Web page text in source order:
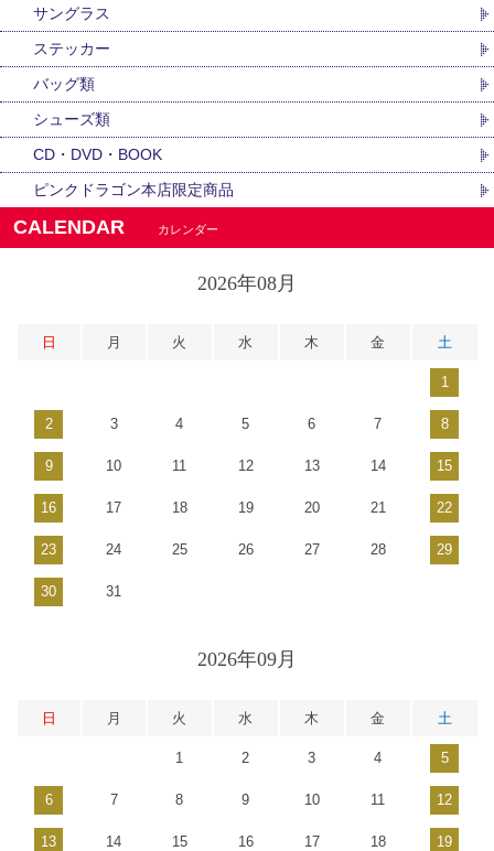
サングラス
ステッカー
バッグ類
シューズ類
CD・DVD・BOOK
ピンクドラゴン本店限定商品
CALENDAR カレンダー
2026年08月
日 月 火 水 木 金 土
1
2 3 4 5 6 7 8
9 10 11 12 13 14 15
16 17 18 19 20 21 22
23 24 25 26 27 28 29
30 31
2026年09月
日 月 火 水 木 金 土
1 2 3 4 5
6 7 8 9 10 11 12
13 14 15 16 17 18 19